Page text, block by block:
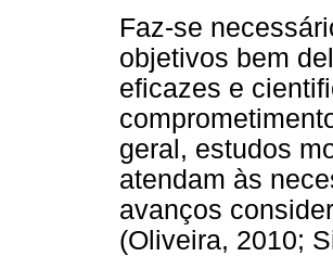
Faz-se
objetivos bem
eficazes e
geral, estudos
atendam às
avanços
(Oliveira, 2010;